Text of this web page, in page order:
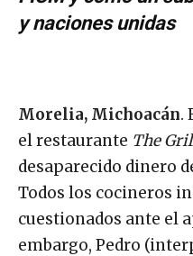
y naciones unidas
Morelia, Michoacán.
el restaurante The
desaparecido dinero
Todos los cocineros
cuestionados ante el
embargo, Pedro